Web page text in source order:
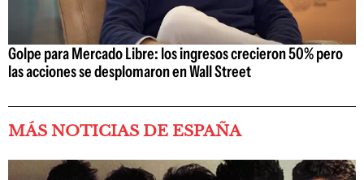
Golpe para Mercado Libre: los ingresos crecieron 50% pero
las acciones se desplomaron en Wall Street
MÁS NOTICIAS DE ESPAÑA